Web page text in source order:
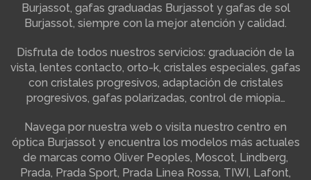
Burjassot, gafas graduadas Burjassot y gafas de sol
Burjassot, siempre con la mejor atención y calidad.
Disfruta de todos nuestros servicios: graduación de la
vista, lentes contacto, orto-k, cristales especiales, gafas
con cristales progresivos, adaptación de cristales
progresivos, gafas polarizadas, control de miopia…
Navega por nuestra web o visita nuestro centro en
óptica Burjassot y encuentra los modelos más actuales
de marcas como Oliver Peoples, Moscot, Lindberg,
Prada, Prada Sport, Prada Linea Rossa, TIWI, Lafont,